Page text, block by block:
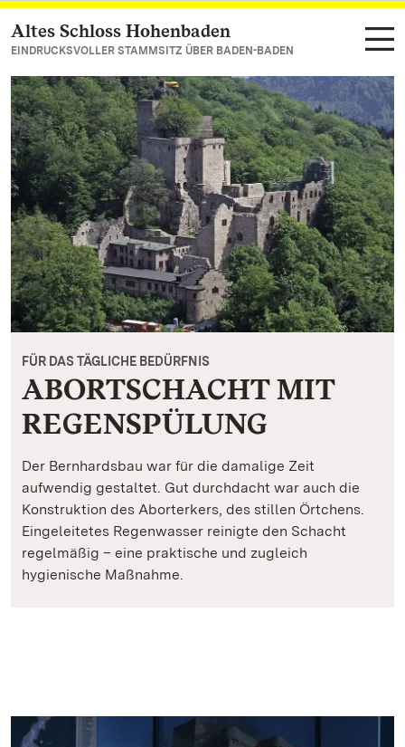
Zum Hauptinhalt springen
Altes Schloss Hohenbaden
EINDRUCKSVOLLER STAMMSITZ ÜBER BADEN-BADEN
FÜR DAS TÄGLICHE BEDÜRFNIS
ABORTSCHACHT MIT
REGENSPÜLUNG
Der Bernhardsbau war für die damalige Zeit
aufwendig gestaltet. Gut durchdacht war auch die
Konstruktion des Aborterkers, des stillen Örtchens.
Eingeleitetes Regenwasser reinigte den Schacht
regelmäßig – eine praktische und zugleich
hygienische Maßnahme.